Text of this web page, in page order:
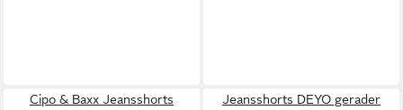
Cipo & Baxx Jeansshorts
Jeansshorts DEYO gerader